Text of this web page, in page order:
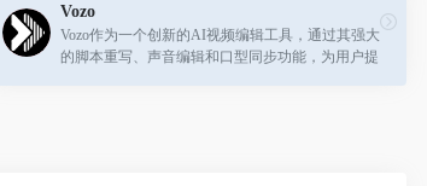
Vozo
Vozo作为一个创新的AI视频编辑工具，通过其强大
的脚本重写、声音编辑和口型同步功能，为用户提